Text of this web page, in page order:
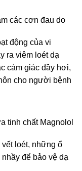
các cơn đau do
động của vi
ra viêm loét dạ
cảm giác đầy hơi,
cho người bệnh
tinh chất Magnolol
loét, những ổ
để bảo vệ dạ